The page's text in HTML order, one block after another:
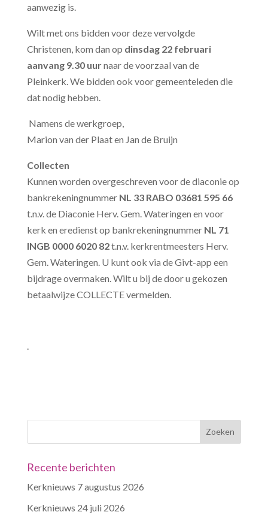
aanwezig is.
Wilt met ons bidden voor deze vervolgde
Christenen, kom dan op dinsdag 22 februari
aanvang 9.30 uurnaar de voorzaal van de
Pleinkerk. We bidden ook voor gemeenteleden die
dat nodig hebben.
Namens de werkgroep,
Marion van der Plaat en Jan de Bruijn
Collecten
Kunnen worden overgeschreven voor de diaconie op
bankrekeningnummer NL 33 RABO 03681 595 66
t.n.v. de Diaconie Herv. Gem. Wateringen en voor
kerk en eredienst op bankrekeningnummer NL 71
INGB 0000 6020 82t.n.v. kerkrentmeesters Herv.
Gem. Wateringen. U kunt ook via de Givt-app een
bijdrage overmaken. Wilt u bij de door u gekozen
betaalwijze COLLECTE vermelden.
.
Recente berichten
Kerknieuws 7 augustus 2026
Kerknieuws 24 juli 2026